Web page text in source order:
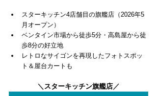
スターキッチン4店舗目の旗艦店（2026年5
月オープン）
ベンタイン市場から徒歩5分・高島屋から徒
歩8分の好立地
レトロなサイゴンを再現したフォトスポッ
ト＆屋台カートも
＼ スターキッチン旗艦店／